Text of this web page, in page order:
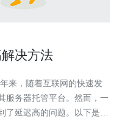
决方法
服务器托管平台。然而，一
延迟高的问题。以下是一